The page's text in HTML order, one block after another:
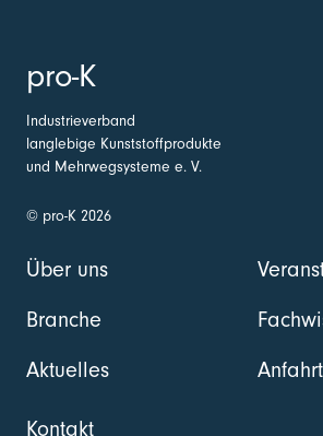
pro-K
Industrieverband
langlebige Kunststoffprodukte
und Mehrwegsysteme e. V.
© pro-K 2026
Über uns
Branche
Aktuelles
Anfahrt
Kontakt